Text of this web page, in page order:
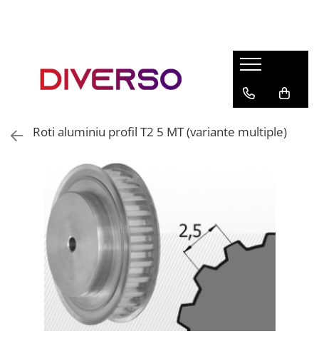
ASA
MULTIMATERIAL
Roti aluminiu profil T2 5 MT (variante multiple)